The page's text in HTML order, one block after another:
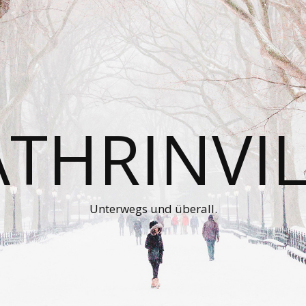
Unterwegs und überall.